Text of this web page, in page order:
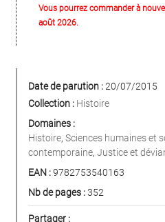
Vous pourrez commander à
août 2026.
Date de parution :20/07/2015
Collection : Histoire
Domaines :
Histoire, Sciences humaines et
contemporaine, Justice et
EAN :9782753540163
Nb de pages :352
Partager :